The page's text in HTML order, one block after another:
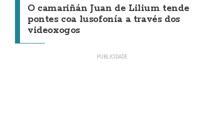
O camariñán Juan de Lilium tende
pontes coa lusofonía a través dos
videoxogos